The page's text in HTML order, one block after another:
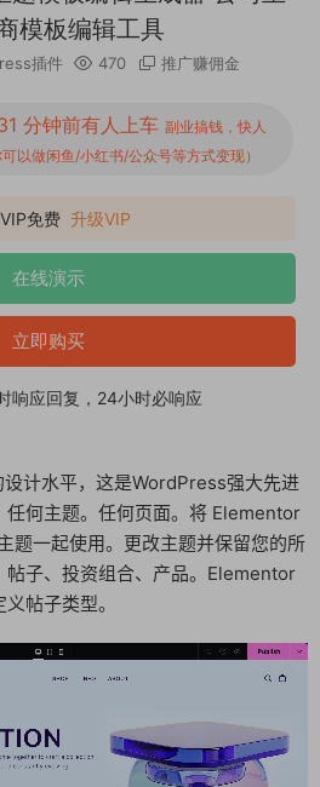
模板编辑工具
插件 470 推广赚佣金
分钟前有人上车副业搞钱，快人
以做闲鱼/小红书/公众号等方式变现）
免费 升级VIP
在线演示
立即购买
响应回复，24小时必响应
计水平，这是WordPress强大先进
任何主题。任何页面。将 Elementor
题一起使用。更改主题并保留您的所
帖子、投资组合、产品。Elementor
帖子类型。